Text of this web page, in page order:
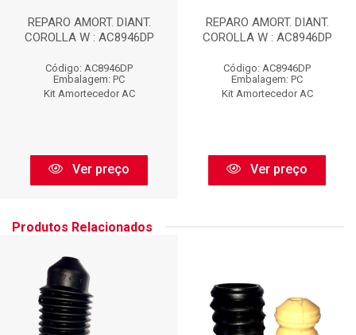
REPARO AMORT. DIANT.
COROLLA W : AC8946DP
Código: AC8946DP
Embalagem: PC
Kit Amortecedor AC
Ver preço
REPARO AMORT. DIANT.
COROLLA W : AC8946DP
Código: AC8946DP
Embalagem: PC
Kit Amortecedor AC
Ver preço
Produtos Relacionados